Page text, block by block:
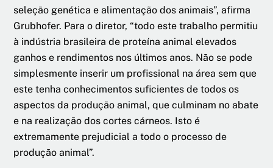
seleção genética e alimentação dos animais”, afirma
Grubhofer. Para o diretor, “todo este trabalho permitiu
à indústria brasileira de proteína animal elevados
ganhos e rendimentos nos últimos anos. Não se pode
simplesmente inserir um profissional na área sem que
este tenha conhecimentos suficientes de todos os
aspectos da produção animal, que culminam no abate
e na realização dos cortes cárneos. Isto é
extremamente prejudicial a todo o processo de
produção animal”.